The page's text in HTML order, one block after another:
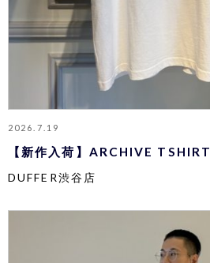
2026.7.19
【新作入荷】ARCHIVE TSHIRT
DUFFER渋谷店